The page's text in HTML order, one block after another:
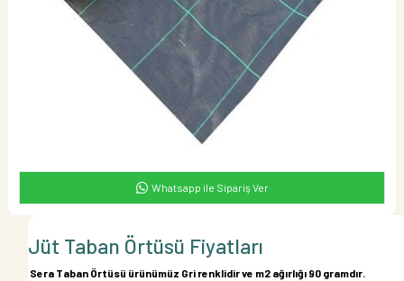
Whatsapp ile Sipariş Ver
Jüt Taban Örtüsü Fiyatları
Sera Taban Örtüsü ürünümüz Gri renklidir ve m2 ağırlığı 90 gramdır.